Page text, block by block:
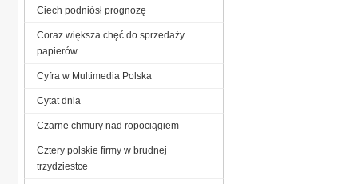
Ciech podniósł prognozę
Coraz większa chęć do sprzedaży
papierów
Cyfra w Multimedia Polska
Cytat dnia
Czarne chmury nad ropociągiem
Cztery polskie firmy w brudnej
trzydziestce